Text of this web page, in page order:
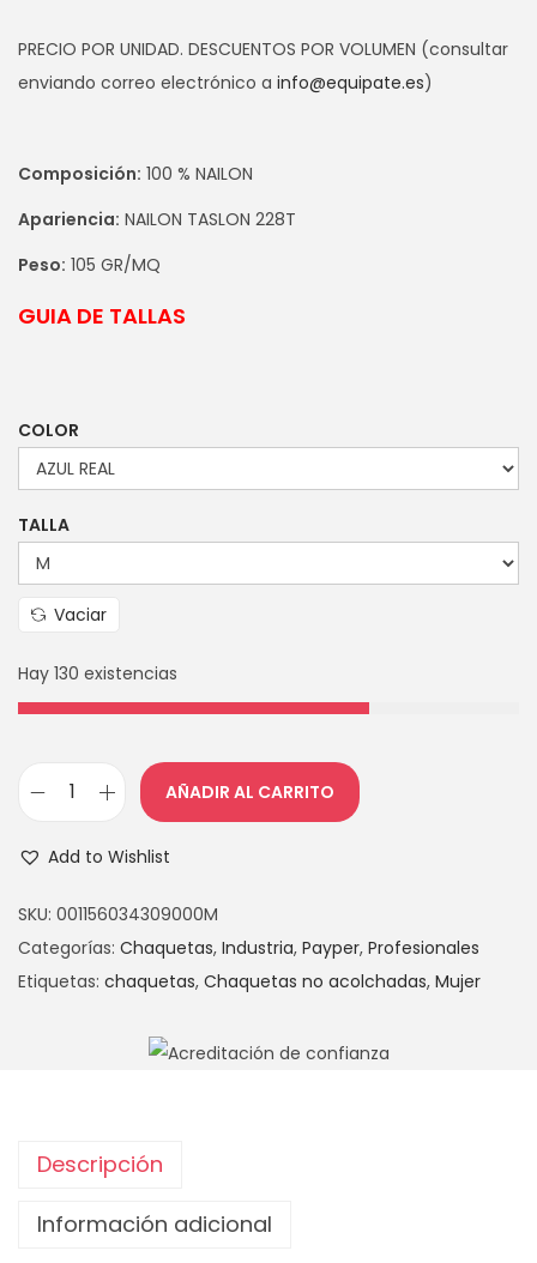
PRECIO POR UNIDAD. DESCUENTOS POR VOLUMEN (consultar
enviando correo electrónico a info@equipate.es)
Composición: 100 % NAILON
Apariencia: NAILON TASLON 228T
Peso: 105 GR/MQ
GUIA DE TALLAS
COLOR
TALLA
Vaciar
Hay 130 existencias
AÑADIR AL CARRITO
Add to Wishlist
SKU: 001156034309000M
Categorías: Chaquetas, Industria, Payper, Profesionales
Etiquetas: chaquetas, Chaquetas no acolchadas, Mujer
Descripción
Información adicional